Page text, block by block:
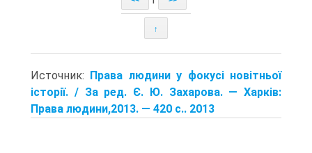
↑
Источник: Права людини у фокусі новітньої
історії. / За ред. Є. Ю. Захарова. — Харків:
Права людини,2013. — 420 с.. 2013